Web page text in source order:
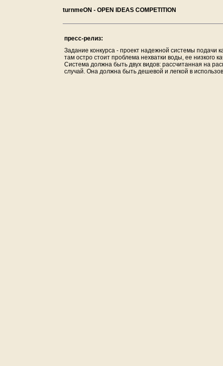
turnmeON - OPEN IDEAS COMPETITION
пресс-релиз:
Задание конкурса - проект надежной системы подачи
там остро стоит проблема нехватки воды, ее низкого
Система должна быть двух видов: рассчитанная на
случай. Она должна быть дешевой и легкой в